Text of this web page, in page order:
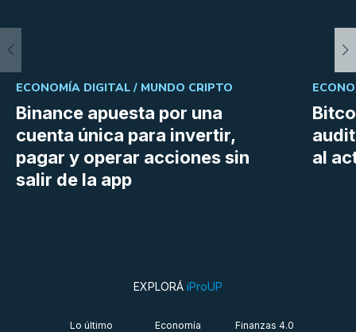
Binance apuesta por una
cuenta única para invertir,
pagar y operar acciones sin
salir de la app
ECONOMÍA DIGITAL / MUNDO CRIPTO
al
EXPLORÁ iProUP
Lo último
Economía
Finanzas 4.0